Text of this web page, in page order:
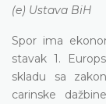
(e) Ustava BiH
Spor ima
stavak 1.
skladu sa
carinske